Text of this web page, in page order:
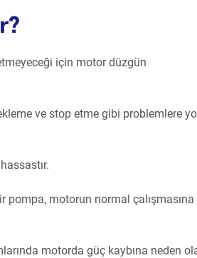
için motor düzgün
ve stop etme gibi problemlere
pompa, motorun normal çalışmasına
motorda güç kaybına neden